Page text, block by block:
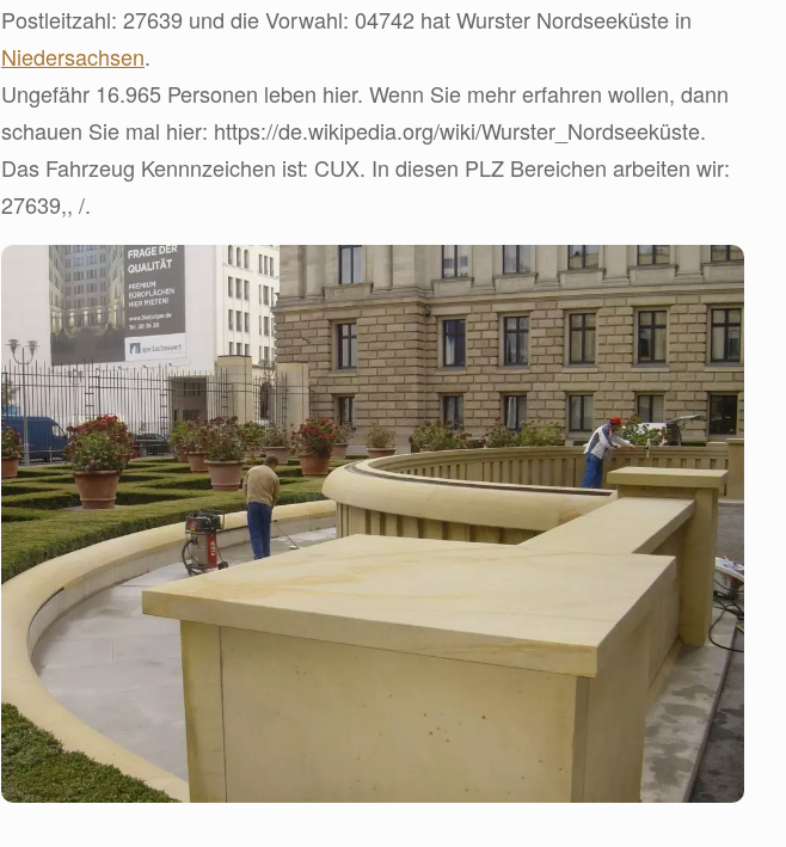
Postleitzahl: 27639 und die Vorwahl: 04742 hat Wurster Nordseeküste in
Niedersachsen.
Ungefähr 16.965 Personen leben hier. Wenn Sie mehr erfahren wollen, dann
schauen Sie mal hier: https://de.wikipedia.org/wiki/Wurster_Nordseeküste.
Das Fahrzeug Kennnzeichen ist: CUX. In diesen PLZ Bereichen arbeiten wir:
27639,, /.